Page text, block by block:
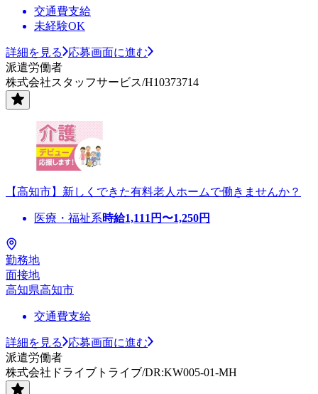
交通費支給
未経験OK
詳細を見る
応募画面に進む
派遣労働者
株式会社スタッフサービス/H10373714
【高知市】新しくできた有料老人ホームで働きませんか？
医療・福祉系時給1,111 円〜1,250円
勤務地
面接地
高知県高知市
交通費支給
詳細を見る
応募画面に進む
派遣労働者
株式会社ドライブトライブ/DR:KW005-01-MH